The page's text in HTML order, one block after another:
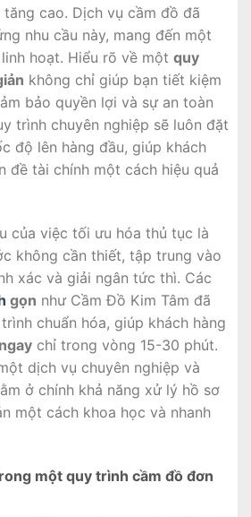
cao. Dịch vụ cầm đồ đã
nhu cầu này, mang đến một
hoạt. Hiểu rõ về một quy
không chỉ giúp bạn tiết kiệm
bảo quyền lợi và sự an toàn
trình chuyên nghiệp sẽ luôn đặt
độ lên hàng đầu, giúp khách
đề tài chính một cách hiệu quả
của việc tối ưu hóa thủ tục là
không cần thiết, tập trung vào
xác và giải ngân tức thì. Các
gọn như Cầm Đồ Kim Tâm đã
chuẩn hóa, giúp khách hàng
chỉ trong vòng 15-30 phút.
dịch vụ chuyên nghiệp và
ở chính khả năng xử lý hồ sơ
một cách khoa học và nhanh
một quy trình cầm đồ đơn